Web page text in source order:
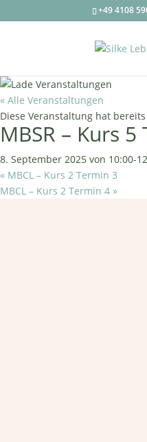
+49 4108
« Alle Veranstaltungen
Diese Veranstaltung hat
MBSR – Kurs
8. September 2025 von 10:00-
« MBCL – Kurs 2 Termin 3
MBCL – Kurs 2 Termin 4 »